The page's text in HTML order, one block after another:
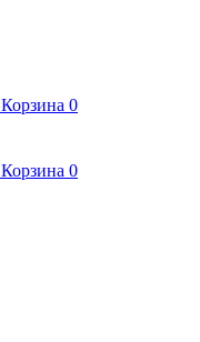
Корзина 0
Корзина 0